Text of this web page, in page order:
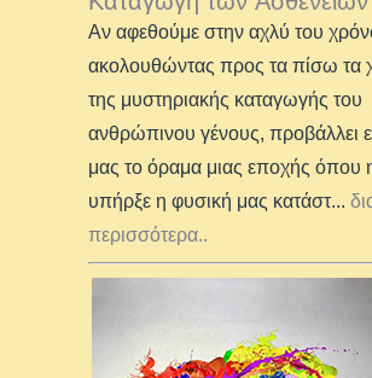
Αν αφεθούμε στην αχλύ του
ακολουθώντας προς τα πίσω τα
της μυστηριακής καταγωγής του
ανθρώπινου γένους, προβάλλει
μας το όραμα μιας εποχής όπου
υπήρξε η φυσική μας κατάστ...
περισσότερα..